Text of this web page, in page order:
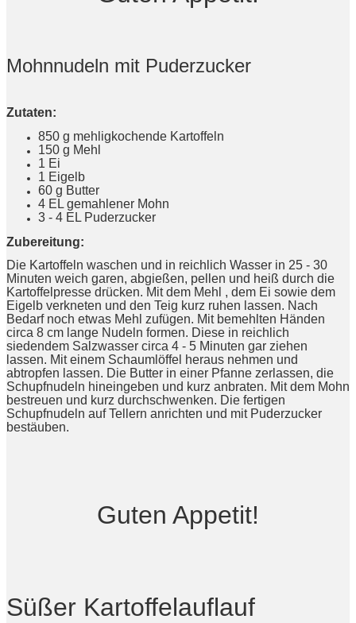
Mohnnudeln mit Puderzucker
Zutaten:
850 g mehligkochende Kartoffeln
150 g Mehl
1 Ei
1 Eigelb
60 g Butter
4 EL gemahlener Mohn
3 - 4 EL Puderzucker
Zubereitung:
Die Kartoffeln waschen und in reichlich Wasser in 25 - 30
Minuten weich garen, abgießen, pellen und heiß durch die
Kartoffelpresse drücken. Mit dem Mehl , dem Ei sowie dem
Eigelb verkneten und den Teig kurz ruhen lassen. Nach
Bedarf noch etwas Mehl zufügen. Mit bemehlten Händen
circa 8 cm lange Nudeln formen. Diese in reichlich
siedendem Salzwasser circa 4 - 5 Minuten gar ziehen
lassen. Mit einem Schaumlöffel heraus nehmen und
abtropfen lassen. Die Butter in einer Pfanne zerlassen, die
Schupfnudeln hineingeben und kurz anbraten. Mit dem Mohn
bestreuen und kurz durchschwenken. Die fertigen
Schupfnudeln auf Tellern anrichten und mit Puderzucker
bestäuben.
Guten Appetit!
Süßer Kartoffelauflauf